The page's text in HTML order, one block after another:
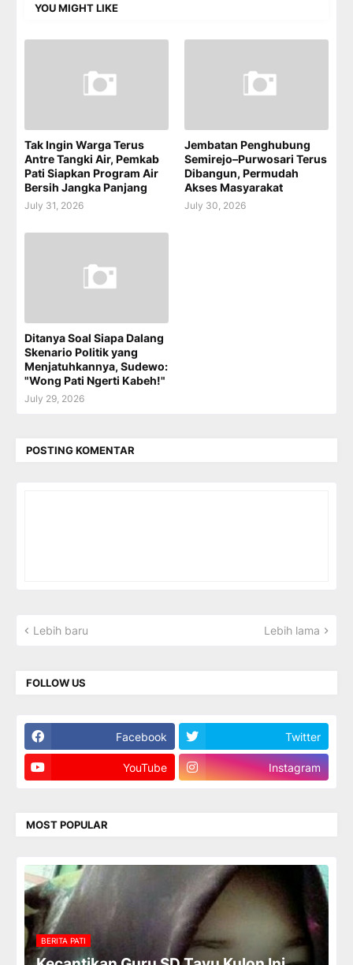
YOU MIGHT LIKE
Tak Ingin Warga Terus
Antre Tangki Air, Pemkab
Pati Siapkan Program Air
Bersih Jangka Panjang
July 31, 2026
Jembatan Penghubung
Semirejo–Purwosari Terus
Dibangun, Permudah
Akses Masyarakat
July 30, 2026
Ditanya Soal Siapa Dalang
Skenario Politik yang
Menjatuhkannya, Sudewo:
"Wong Pati Ngerti Kabeh!"
July 29, 2026
POSTING KOMENTAR
Lebih baru Lebih lama
FOLLOW US
Facebook Twitter
YouTube Instagram
MOST POPULAR
BERITA PATI